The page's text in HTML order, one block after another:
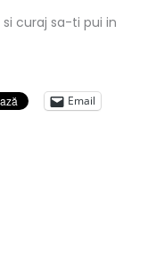
curaj sa-ti pui in
Email